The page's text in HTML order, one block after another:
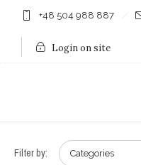
+48 504 988 887
Login on site
Filter by: Categories